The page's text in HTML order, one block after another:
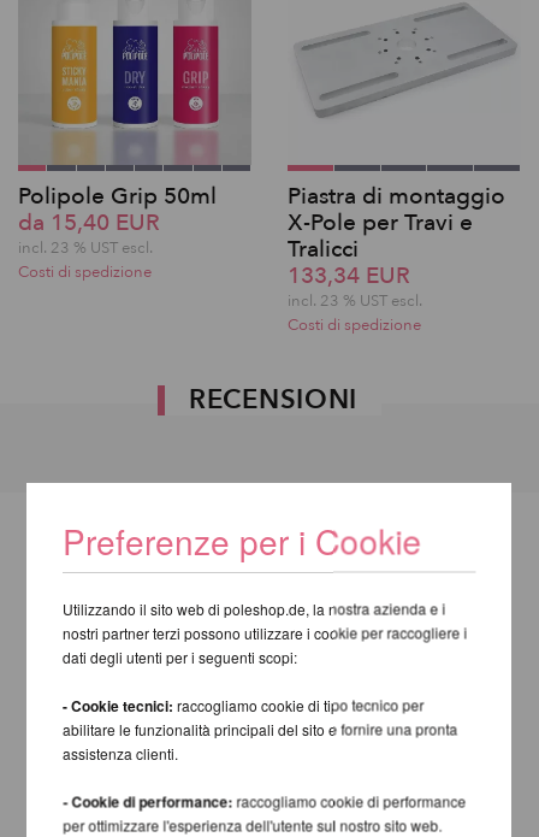
Polipole Grip 50ml
da 15,40 EUR
incl. 23 % UST escl.
Costi di spedizione
Piastra di montaggio
X-Pole per Travi e
Tralicci
133,34 EUR
incl. 23 % UST escl.
Costi di spedizione
RECENSIONI
Preferenze per i Cookie
Utilizzando il sito web di poleshop.de, la nostra azienda e i
nostri partner terzi possono utilizzare i cookie per raccogliere i
dati degli utenti per i seguenti scopi:
- Cookie tecnici: raccogliamo cookie di tipo tecnico per
abilitare le funzionalità principali del sito e fornire una pronta
assistenza clienti.
- Cookie di performance: raccogliamo cookie di performance
per ottimizzare l'esperienza dell'utente sul nostro sito web.